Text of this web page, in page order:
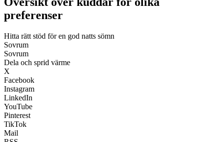
preferenser
Hitta rätt stöd för en god natts sömn
Sovrum
Sovrum
Dela och sprid värme
X
Facebook
Instagram
LinkedIn
YouTube
Pinterest
TikTok
Mail